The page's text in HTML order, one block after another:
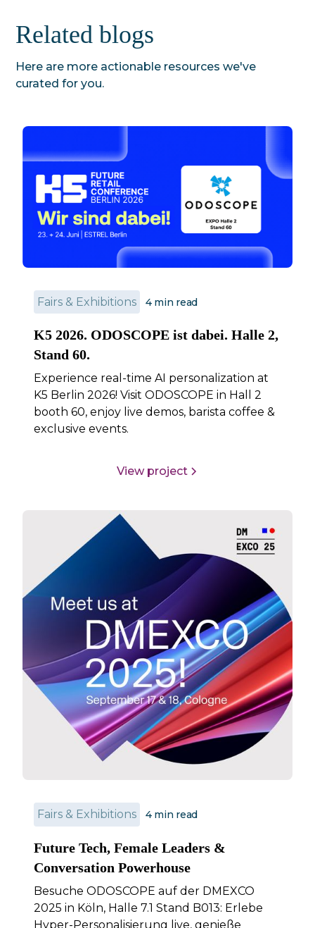
Related blogs
Here are more actionable resources we've
curated for you.
Fairs & Exhibitions 4min read
K5 2026. ODOSCOPE ist dabei. Halle 2,
Stand 60.
Experience real-time AI personalization at
K5 Berlin 2026! Visit ODOSCOPE in Hall 2
booth 60, enjoy live demos, barista coffee &
exclusive events.
View project
Fairs & Exhibitions 4min read
Future Tech, Female Leaders &
Conversation Powerhouse
Besuche ODOSCOPE auf der DMEXCO
2025 in Köln, Halle 7.1 Stand B013: Erlebe
Hyper-Personalisierung live, genieße